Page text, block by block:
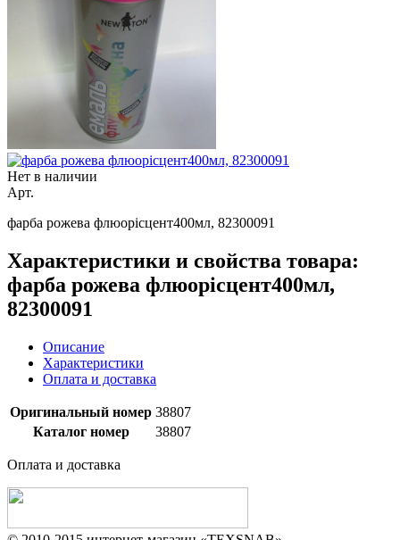
Нет в наличии
Арт.
фарба рожева флюорісцент400мл, 82300091
Характеристики и свойства товара:
фарба рожева флюорісцент400мл,
82300091
Описание
Характеристики
Оплата и доставка
Оригинальный номер 38807
Каталог номер
38807
Оплата и доставка